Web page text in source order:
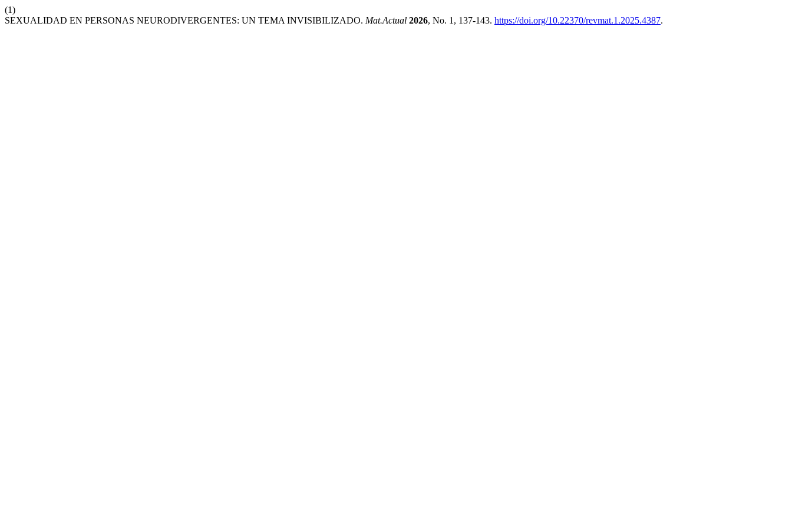
(1)
SEXUALIDAD EN PERSONAS NEURODIVERGENTES: UN TEMA INVISIBILIZADO. Mat.Actual 2026, No. 1, 137-143. https://doi.org/10.22370/revmat.1.2025.4387.